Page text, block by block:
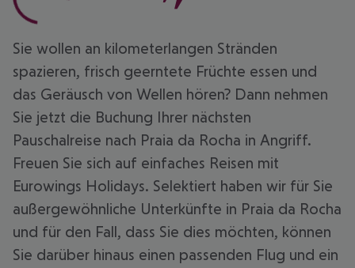
Sie wollen an kilometerlangen Stränden
spazieren, frisch geerntete Früchte essen und
das Geräusch von Wellen hören? Dann nehmen
Sie jetzt die Buchung Ihrer nächsten
Pauschalreise nach Praia da Rocha in Angriff.
Freuen Sie sich auf einfaches Reisen mit
Eurowings Holidays. Selektiert haben wir für Sie
außergewöhnliche Unterkünfte in Praia da Rocha
und für den Fall, dass Sie dies möchten, können
Sie darüber hinaus einen passenden Flug und ein